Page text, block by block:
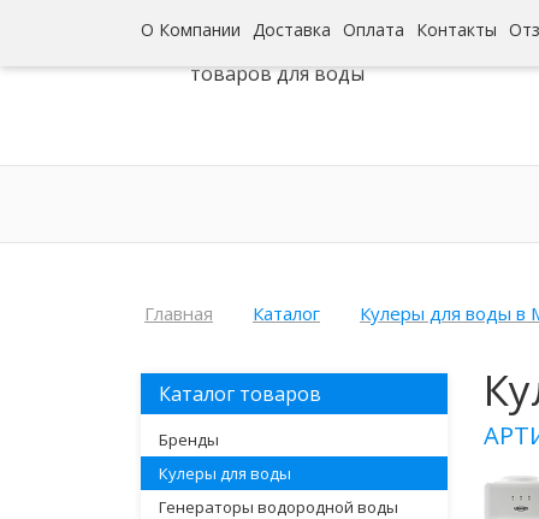
О Компании Доставка Оплата Контакты
Интернет-гипермаркет
товаров для воды
Главная Каталог Кулеры для воды в
Каталог товаров
Бренды
Кулеры для воды
Генераторы водородной воды